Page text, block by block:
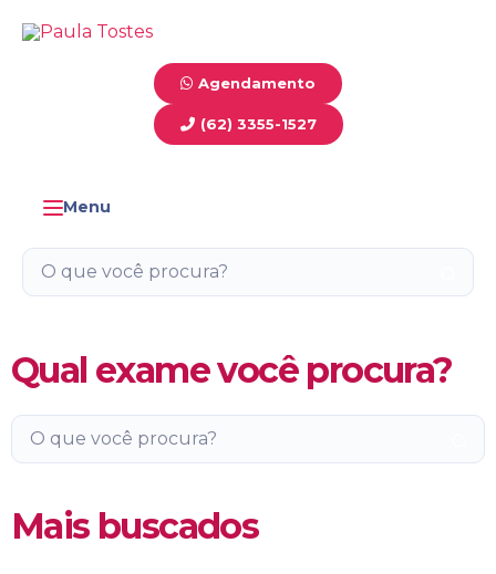
Agendamento
(62) 3355-1527
Toggle navigation
Menu
Qual exame você procura?
Mais buscados